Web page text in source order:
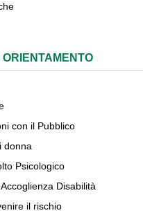
con il Pubblico
donna
Psicologico
Disabilità
il rischio